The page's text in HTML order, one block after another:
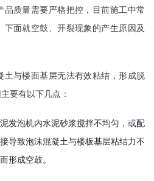
质量需要严格把控，目前施工中常
面就空鼓、开裂现象的产生原因及
土与楼面基层无法有效粘结，形成脱
要有以下几点：
发泡机内水泥砂浆搅拌不均匀，或配
导致泡沫混凝土与楼板基层粘结力不
形成空鼓。